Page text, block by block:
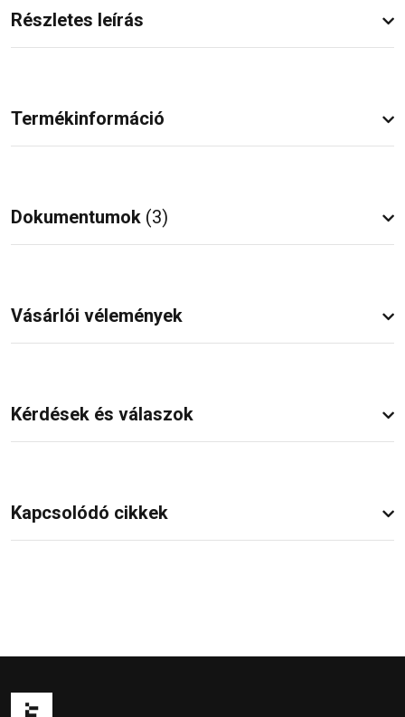
Részletes leírás
Termékinformáció
Dokumentumok (3)
Vásárlói vélemények
Kérdések és válaszok
Kapcsolódó cikkek